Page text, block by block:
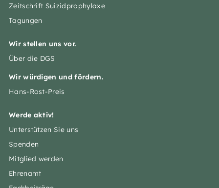
Zeitschrift Suizidprophylaxe
Tagungen
Wir stellen uns vor.
Über die DGS
Wir würdigen und fördern.
Hans-Rost-Preis
Werde aktiv!
Unterstützen Sie uns
Spenden
Mitglied werden
Ehrenamt